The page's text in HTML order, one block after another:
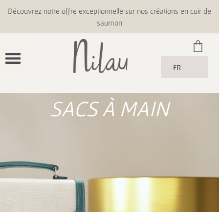
Découvrez notre offre exceptionnelle sur nos créations en cuir de
saumon
FR
SACS À MAIN